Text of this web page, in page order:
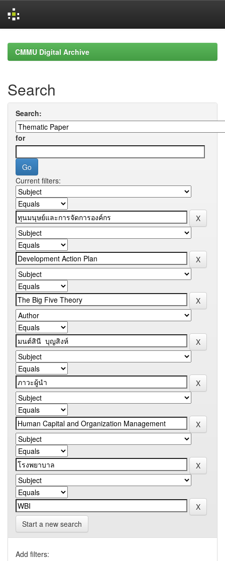
navigationCMMU Digital Archive
Search
Search:
for
Current filters:
Start a new search
Add filters: